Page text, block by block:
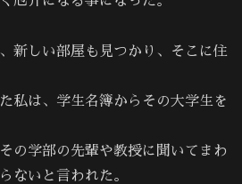
新しい部屋も見つかり、そこに住
私は、学生名簿からその大学生を
の学部の先輩や教授に聞いてまわ
ないと言われた。